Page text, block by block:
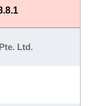
Ltd.